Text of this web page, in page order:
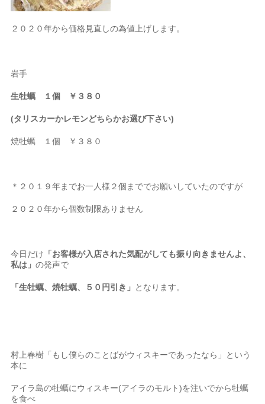
２０２０年から価格見直しの為値上げします。
岩手
生牡蠣 １個 ￥３８０
(タリスカーかレモンどちらかお選び下さい)
焼牡蠣 １個 ￥３８０
＊２０１９年までお一人様２個まででお願いしていたのですが
２０２０年から個数制限ありません
今日だけ 「お客様が入店された気配がしても振り向きませんよ、
私は」の発声で
「生牡蠣、焼牡蠣、５０円引き」 となります。
村上春樹「もし僕らのことばがウィスキーであったなら」という
本に
アイラ島の牡蠣にウィスキー(アイラのモルト)を注いでから牡蠣
を食べ